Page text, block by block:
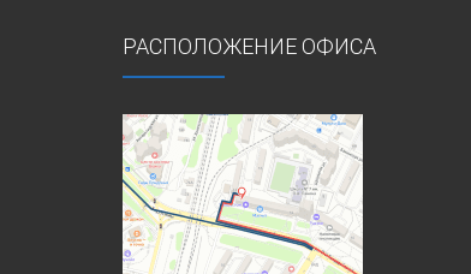
РАСПОЛОЖЕНИЕ ОФИСА